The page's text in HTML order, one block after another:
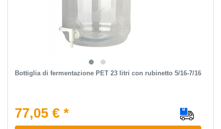
Bottiglia di fermentazione PET 23 litri con rubinetto 5/16-7/16
77,05 € *